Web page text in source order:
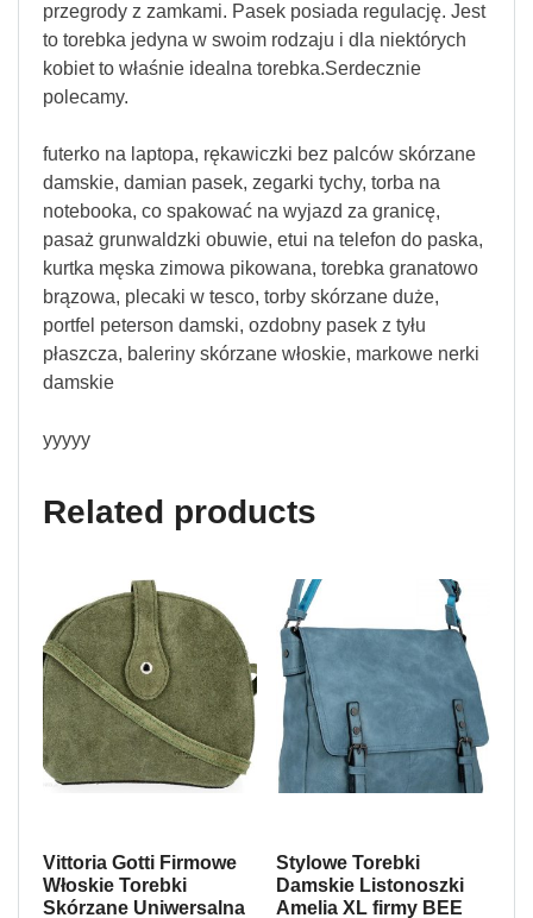
przegrody z zamkami. Pasek posiada regulację. Jest
to torebka jedyna w swoim rodzaju i dla niektórych
kobiet to właśnie idealna torebka.Serdecznie
polecamy.
futerko na laptopa, rękawiczki bez palców skórzane
damskie, damian pasek, zegarki tychy, torba na
notebooka, co spakować na wyjazd za granicę,
pasaż grunwaldzki obuwie, etui na telefon do paska,
kurtka męska zimowa pikowana, torebka granatowo
brązowa, plecaki w tesco, torby skórzane duże,
portfel peterson damski, ozdobny pasek z tyłu
płaszcza, baleriny skórzane włoskie, markowe nerki
damskie
yyyyy
Related products
Vittoria Gotti Firmowe
Włoskie Torebki
Skórzane Uniwersalna
Stylowe Torebki
Damskie Listonoszki
Amelia XL firmy BEE